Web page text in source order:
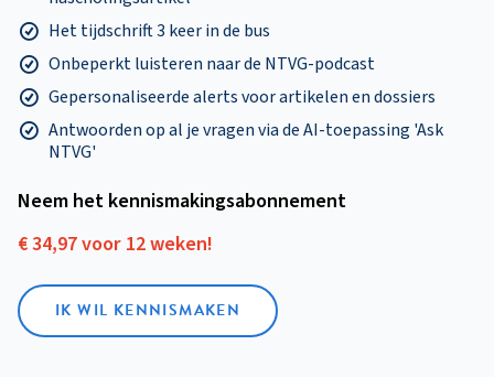
Het tijdschrift 3 keer in de bus
Onbeperkt luisteren naar de NTVG-podcast
Gepersonaliseerde alerts voor artikelen en dossiers
Antwoorden op al je vragen via de AI-toepassing 'Ask
NTVG'
Neem het kennismakings­abonnement
€ 34,97 voor 12 weken!
IK WIL KENNISMAKEN